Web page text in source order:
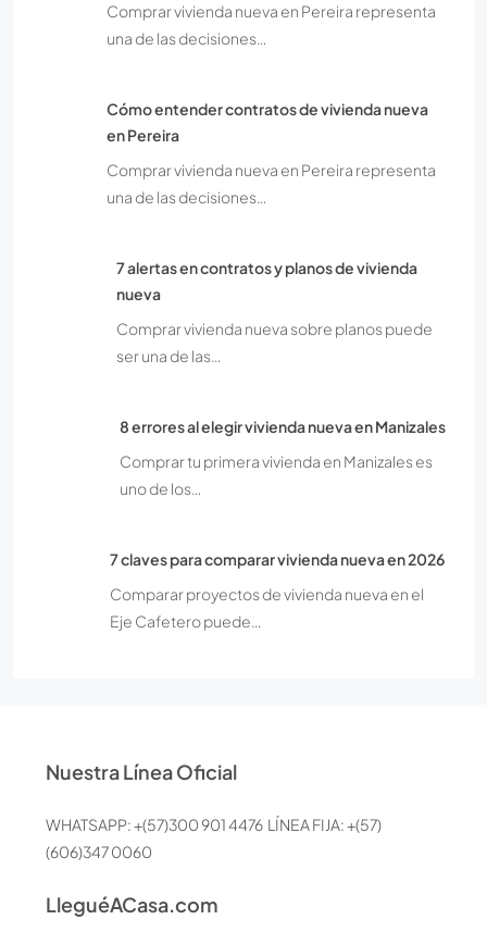
Comprar vivienda nueva en Pereira representa
una de las decisiones…
Cómo entender contratos de vivienda nueva
en Pereira
Comprar vivienda nueva en Pereira representa
una de las decisiones…
7 alertas en contratos y planos de vivienda
nueva
Comprar vivienda nueva sobre planos puede
ser una de las…
8 errores al elegir vivienda nueva en Manizales
Comprar tu primera vivienda en Manizales es
uno de los…
7 claves para comparar vivienda nueva en 2026
Comparar proyectos de vivienda nueva en el
Eje Cafetero puede…
Nuestra Línea Oficial
WHATSAPP: +(57)300 901 4476 LÍNEA FIJA: +(57)
(606)347 0060
LleguéACasa.com